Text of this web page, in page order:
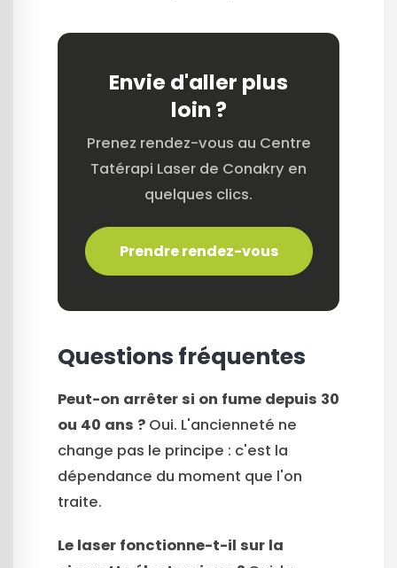
Envie d'aller plus
loin ?
Prenez rendez-vous au Centre
Tatérapi Laser de Conakry en
quelques clics.
Prendre rendez-vous
Questions fréquentes
Peut-on arrêter si on fume depuis 30
ou 40 ans ? Oui. L'ancienneté ne
change pas le principe : c'est la
dépendance du moment que l'on
traite.
Le laser fonctionne-t-il sur la